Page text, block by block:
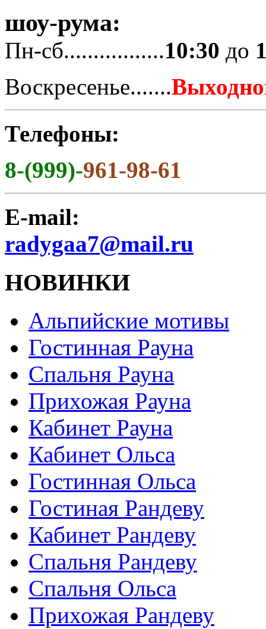
шоу-рума:
Пн-сб.................10:30 до
Воскресенье.......
Телефоны:
8-(999)-961-98-61
E-mail:
radygaa7@mail.ru
НОВИНКИ
Альпийские мотивы
Гостинная Рауна
Спальня Рауна
Прихожая Рауна
Кабинет Рауна
Кабинет Ольса
Гостинная Ольса
Гостиная Рандеву
Кабинет Рандеву
Спальня Рандеву
Спальня Ольса
Прихожая Рандеву